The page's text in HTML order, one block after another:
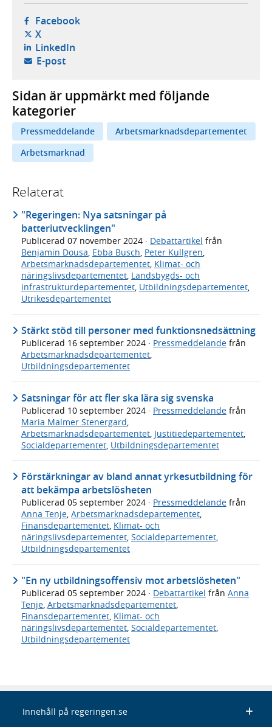
Facebook- öppnas i ny flik, extern webbplats,
X- öppnas i ny flik, extern webbplats,
LinkedIn- öppnas i ny flik, extern webbplats,
E-post- öppnar din e-postklient,
Sidan är uppmärkt med följande
kategorier
Pressmeddelande
Arbetsmarknadsdepartementet
Arbetsmarknad
Relaterat
"Regeringen: Nya satsningar på
batteriutvecklingen"
Publicerad 07 november 2024 · Debattartikel från
Benjamin Dousa, Ebba Busch, Peter Kullgren,
Arbetsmarknadsdepartementet, Klimat- och
näringslivsdepartementet, Landsbygds- och
infrastrukturdepartementet, Utbildningsdepartementet,
Utrikesdepartementet
Stärkt stöd till personer med funktionsnedsättning
Publicerad 16 september 2024 · Pressmeddelande från
Arbetsmarknadsdepartementet,
Utbildningsdepartementet
Satsningar för att fler ska lära sig svenska
Publicerad 10 september 2024 · Pressmeddelande från
Maria Malmer Stenergard
Arbetsmarknadsdepartementet Justitiedepartementet
Socialdepartementet Utbildningsdepartementet
Förstärkningar av bland annat yrkesutbildning för
att bekämpa arbetslösheten
Publicerad 05 september 2024 · Pressmeddelande från
Anna Tenje, Arbetsmarknadsdepartementet,
Finansdepartementet, Klimat- och
näringslivsdepartementet, Socialdepartementet,
Utbildningsdepartementet
"En ny utbildningsoffensiv mot arbetslösheten"
Publicerad 05 september 2024 · Debattartikel från Anna
Tenje, Arbetsmarknadsdepartementet,
Finansdepartementet, Klimat- och
näringslivsdepartementet, Socialdepartementet,
Utbildningsdepartementet
Innehåll på regeringen.se